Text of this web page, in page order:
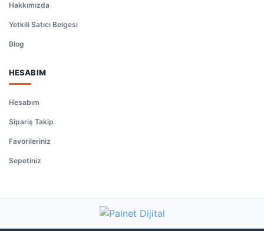
Hakkımızda
Yetkili Satıcı Belgesi
Blog
HESABIM
Hesabım
Sipariş Takip
Favorileriniz
Sepetiniz